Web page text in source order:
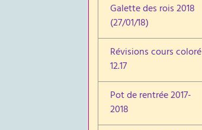
Galette des rois 2018
(27/01/18)
Révisions cours coloré
12.17
Pot de rentrée 2017-
2018